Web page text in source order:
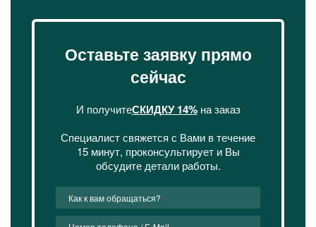
Оставьте заявку прямо
сейчас
И получитеСКИДКУ 14%на заказ
Специалист свяжется с Вами в течение
15 минут, проконсультирует и Вы
обсудите детали работы.